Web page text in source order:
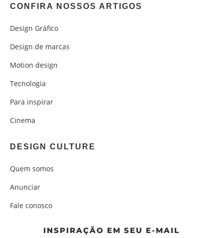
CONFIRA NOSSOS ARTIGOS
Design Gráfico
Design de marcas
Motion design
Tecnologia
Para inspirar
Cinema
DESIGN CULTURE
Quem somos
Anunciar
Fale conosco
INSPIRAÇÃO EM SEU E-MAIL